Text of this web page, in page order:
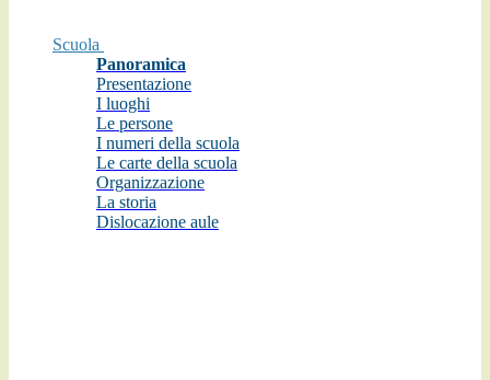
Scuola
Panoramica
Presentazione
I luoghi
Le persone
I numeri della scuola
Le carte della scuola
Organizzazione
La storia
Dislocazione aule